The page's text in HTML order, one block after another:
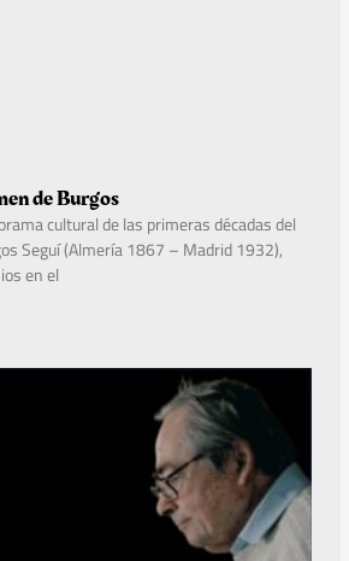
de Burgos
cultural de las primeras décadas del
Seguí (Almería 1867 – Madrid 1932),
en el